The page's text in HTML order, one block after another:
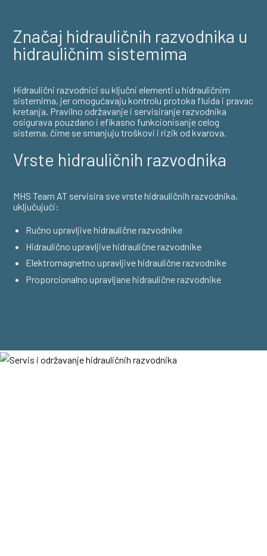
Značaj hidrauličnih razvodnika u
hidrauličnim sistemima
Hidraulični razvodnici su ključni elementi u hidrauličnim
sistemima, jer omogućavaju kontrolu protoka fluida i pravac
kretanja. Pravilno održavanje i servisiranje razvodnika
osigurava pouzdano i efikasno funkcionisanje celog
sistema, čime se smanjuju troškovi i rizik od kvarova.
Vrste hidrauličnih razvodnika
MHS Team AT servisira sve vrste hidrauličnih razvodnika,
uključujući:
Ručno upravljive hidraulične razvodnike
Hidraulično upravljive hidraulične razvodnike
Elektromagnetno upravljive hidraulične razvodnike
Proporcionalno upravljane hidraulične razvodnike